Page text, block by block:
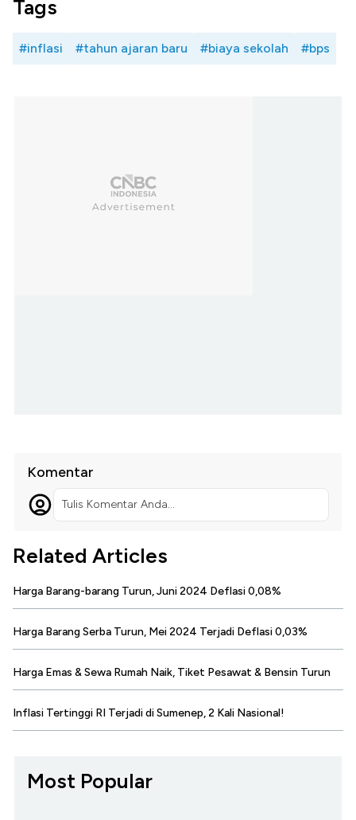
Tags
#inflasi #tahun ajaran baru #biaya sekolah #bps
Komentar
Tulis Komentar Anda...
Related Articles
Harga Barang-barang Turun, Juni 2024 Deflasi 0,08%
Harga Barang Serba Turun, Mei 2024 Terjadi Deflasi 0,03%
Harga Emas & Sewa Rumah Naik, Tiket Pesawat & Bensin Turun
Inflasi Tertinggi RI Terjadi di Sumenep, 2 Kali Nasional!
Most Popular